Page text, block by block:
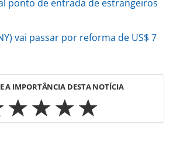
ponto de entrada de estrangeiros
vai passar por reforma de US$ 7
A IMPORTÂNCIA DESTA NOTÍCIA